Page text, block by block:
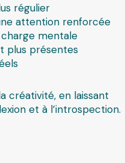
régulier
attention renforcée
mentale
plus présentes
créativité, en laissant
et à l’introspection.